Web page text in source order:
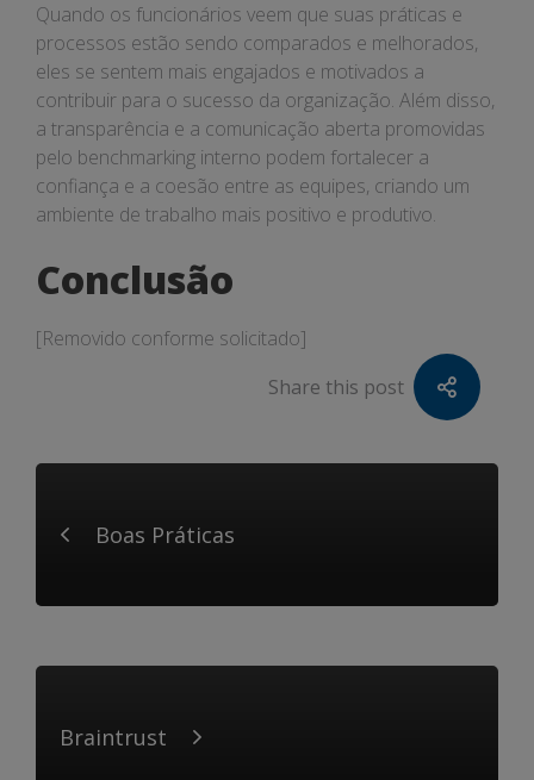
Quando os funcionários veem que suas práticas e
processos estão sendo comparados e melhorados,
eles se sentem mais engajados e motivados a
contribuir para o sucesso da organização. Além disso,
a transparência e a comunicação aberta promovidas
pelo benchmarking interno podem fortalecer a
confiança e a coesão entre as equipes, criando um
ambiente de trabalho mais positivo e produtivo.
Conclusão
[Removido conforme solicitado]
Share this post
Boas Práticas
Braintrust